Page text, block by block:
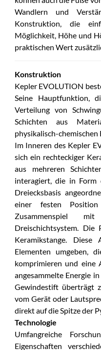
Wandlern und
Konstruktion, die
Möglichkeit, Höhe und
praktischen Wert
Konstruktion
Kepler EVOLUTION
Seine Hauptfunktion,
Verteilung von
Schichten aus
physikalisch-chemischen
Im Inneren des Kepler
sich ein rechteckiger
aus mehreren
interagiert, die in Form
Dreiecksbasis
einer festen
Zusammenspiel
Dreischichtsystem.
Keramikstange.
Elementen umgeben,
komprimieren und eine
angesammelte Energie
Gewindestift überträgt
vom Gerät oder
direkt auf die Spitze der
Technologie
Umfangreiche
Eigenschaften